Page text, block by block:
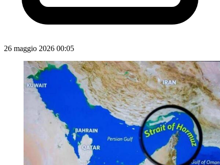
26 maggio 2026 00:05